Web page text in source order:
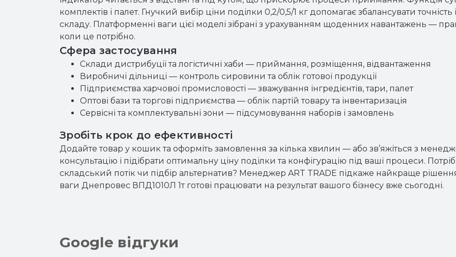
комплектів і палет. Гнучкий вибір ціни поділки 0,2/0,5/1 кг допомагає збалансувати
складу. Платформенні ваги цієї моделі зібрані з урахуванням щоденних навантажень —
коли це потрібно.
Сфера застосування
Склади дистрибуції та логістичні хаби — приймання, розміщення, відвантаження
Виробничі дільниці — контроль сировини та облік готової продукції
Підприємства харчової промисловості — зважування інгредієнтів, тари, палет
Оптові бази та торгові підприємства — облік партій товару та інвентаризація
Сервісні та комплектувальні зони — підсумовування наборів і замовлень
Зробіть крок до ефективності
Додайте товар у кошик та оформіть замовлення за кілька хвилин — або зв’яжіться з
консультацію і підібрати оптимальну ціну поділки та конфігурацію під ваші процеси.
складський потік чи підбір альтернатив? Менеджер ART TRADE підкаже найкраще
ваги Днепровес ВПД1010Л 1т готові працювати на результат вашого бізнесу вже сьогодні.
Google відгуки